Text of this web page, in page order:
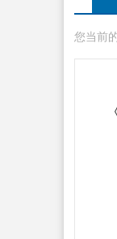
您当前